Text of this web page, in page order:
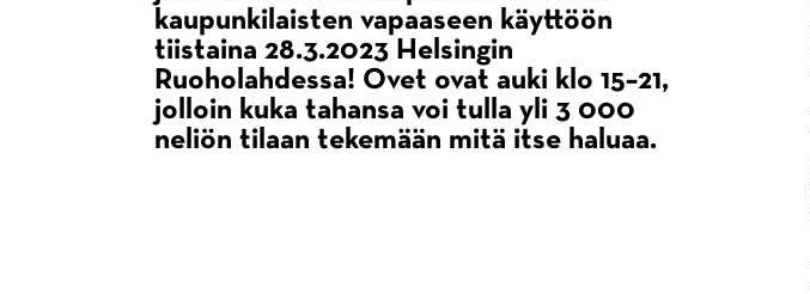
kaupunkilaisten vapaaseen käyttöön
tiistaina 28.3.2023 Helsingin
Ruoholahdessa! Ovet ovat auki klo 15–21,
jolloin kuka tahansa voi tulla yli 3 000
neliön tilaan tekemään mitä itse haluaa.